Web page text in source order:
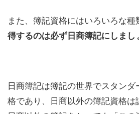
また、簿記資格にはいろいろな種
得するのは必ず日商簿記にしまし
日商簿記は簿記の世界でスタン
格であり、日商以外の簿記資格は